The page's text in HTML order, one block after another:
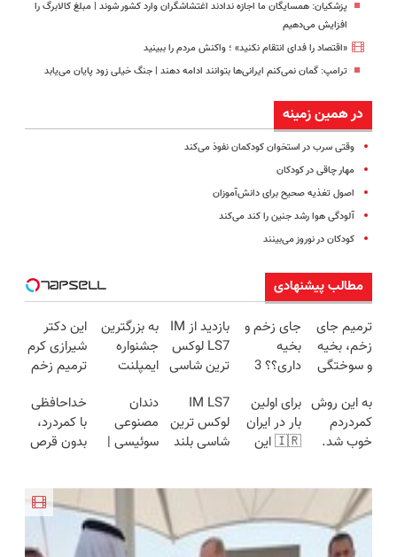
پزشکیان: همسایگان ما اجازه ندادند اغتشاشگران وارد کشور شوند | مبلغ کالابرگ را
افزایش می‌دهیم
«اقتصاد را فدای انتقام نکنید» ؛ واکنش مردم را ببینید
ترامپ: گمان نمی‌کنم ایرانی‌ها بتوانند ادامه دهند | جنگ خیلی زود پایان می‌یابد
در همین زمینه
وقتی سرب در استخوان کود‌کمان نفوذ می‌کند
مهار چاقی در کودکان
اصول تغذیه صحیح برای دانش‌آموزان
آلودگی هوا رشد جنین را کند می‌کند
کودکان در نوروز می‌بینند
مطالب پیشنهادی
ترمیم جای
زخم، بخیه
و سوختگی
هفته!!😍
جای زخم و
بخیه
داری؟؟ 3
محوش کن!
بازدید از IM
LS7 لوکس
ترین شاسی
ایران در
باشگاه
انقلاب
به بزرگترین
جشنواره
ایمپلنت
بزنید ! |
فقط ۲۵
میلیون !
این دکتر
شیرازی کرم
ترمیم زخم
ساخت!!!
به این روش
کمردردم
خوب شد.
برای اولین
بار در ایران
🇮🇷 این
ساخت!
IM LS7
لوکس ترین
شاسی بلند
دندان
مصنوعی
سوئیسی |
طبیعی!
ویزیت
رایگان+پرداخت
خداحافظی
با کمردرد،
بدون قرص